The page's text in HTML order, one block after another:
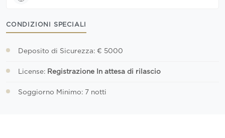
CONDIZIONI SPECIALI
Deposito di Sicurezza: € 5000
License: Registrazione In attesa di rilascio
Soggiorno Minimo: 7 notti